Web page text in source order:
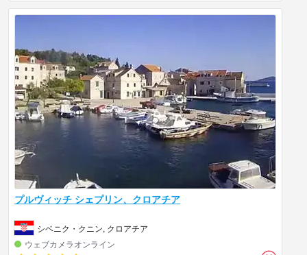
プルヴィッチ シェプリン、クロアチア
シベニク・クニン, クロアチア
ウェブカメラオンライン